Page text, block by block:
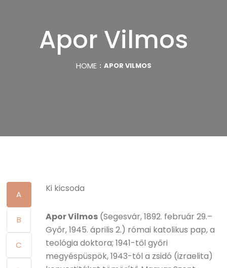
Apor Vilmos
HOME APOR VILMOS
A
B
C
Ki kicsoda
Apor Vilmos(Segesvár, 1892. február 29.–
Győr, 1945. április 2.) római katolikus pap, a
teológia doktora; 1941-től győri
megyéspüspök, 1943-tól a zsidó (izraelita)